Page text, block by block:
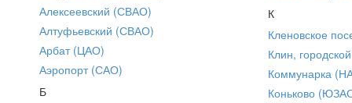
Алексеевский (СВАО)
Алтуфьевский (СВАО)
Арбат (ЦАО)
Аэропорт (САО)
Б
К
Кленовское
Клин,
Коммунарка
Коньково